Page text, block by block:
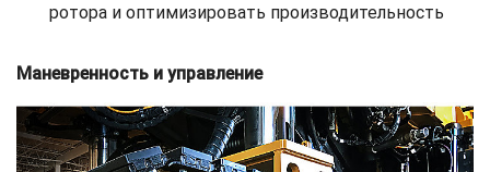
ротора и оптимизировать производительность
Маневренность и управление